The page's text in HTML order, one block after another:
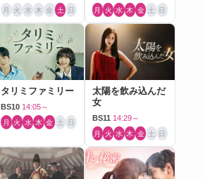
月 火 水 木 金 土 日 月 火 水 木 金 土 日
タリミファミリー
BS10 14:05～
月 火 水 木 金 土 日
太陽を飲み込んだ
女
BS11 14:29～
月 火 水 木 金 土 日